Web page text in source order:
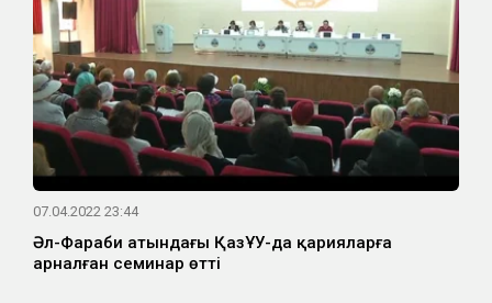
07.04.2022 23:44
Әл-Фараби атындағы ҚазҰУ-да қарияларға
арналған семинар өтті